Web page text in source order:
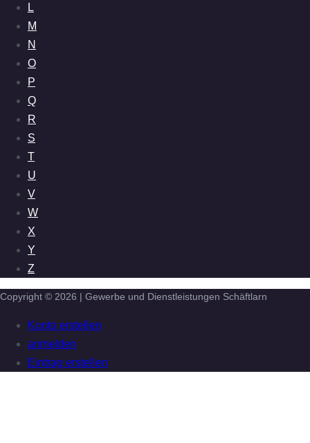
L
M
N
O
P
Q
R
S
T
U
V
W
X
Y
Z
Copyright © 2026 | Gewerbe und Dienstleistungen Schäftlarn
Konto erstellen
anmelden
Eintrag erstellen